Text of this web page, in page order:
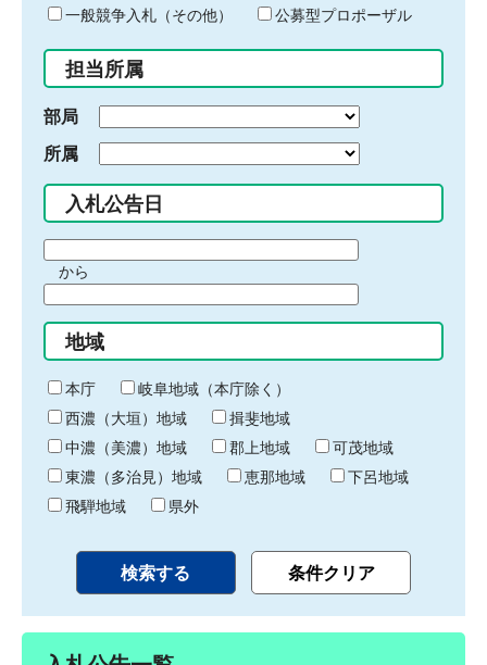
ド
入
力
一般競争入札（その他）
公募型プロポーザル
担当所属
部局
所属
入札公告日
間
始
り
から
間
終
わ
り
地域
本庁
岐阜地域（本庁除く）
西濃（大垣）地域
揖斐地域
中濃（美濃）地域
郡上地域
可茂地域
東濃（多治見）地域
恵那地域
下呂地域
飛騨地域
県外